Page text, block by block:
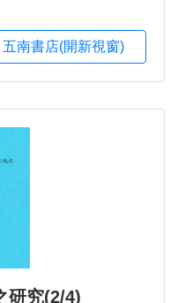
五南書店(開新視窗)
研究(2/4)